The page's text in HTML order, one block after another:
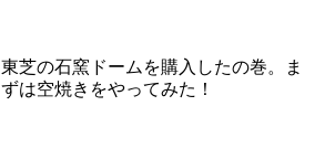
東芝の石窯ドームを購入したの巻。ま
ずは空焼きをやってみた！